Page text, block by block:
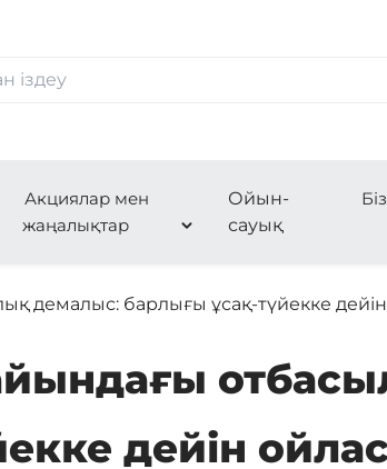
Акциялар мен
жаңалықтар
Ойын-
сауық
демалыс: барлығы ұсақ-түйекке
дейін